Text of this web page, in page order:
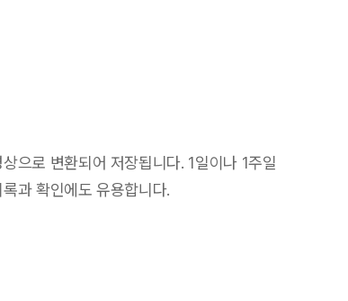
으로 변환되어 저장됩니다. 1일이나 1주일
과 확인에도 유용합니다.